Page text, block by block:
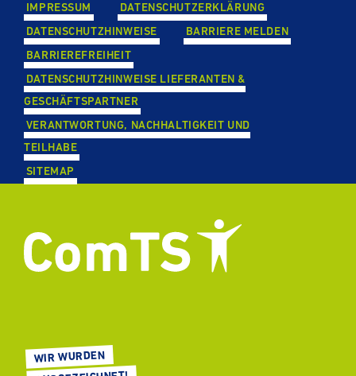
IMPRESSUM
DATEN­SCHUTZ­ER­KLÄ­RUNG
DATEN­SCHUTZ­HIN­WEISE
BARRIERE MELDEN
BAR­RIE­RE­FREI­HEIT
DATEN­SCHUTZ­HIN­WEISE LIE­FE­RAN­TEN &
GESCHÄFTS­PART­NER
VER­ANT­WOR­TUNG, NACH­HAL­TIG­KEIT UND
TEILHABE
SITEMAP
WIR WURDEN